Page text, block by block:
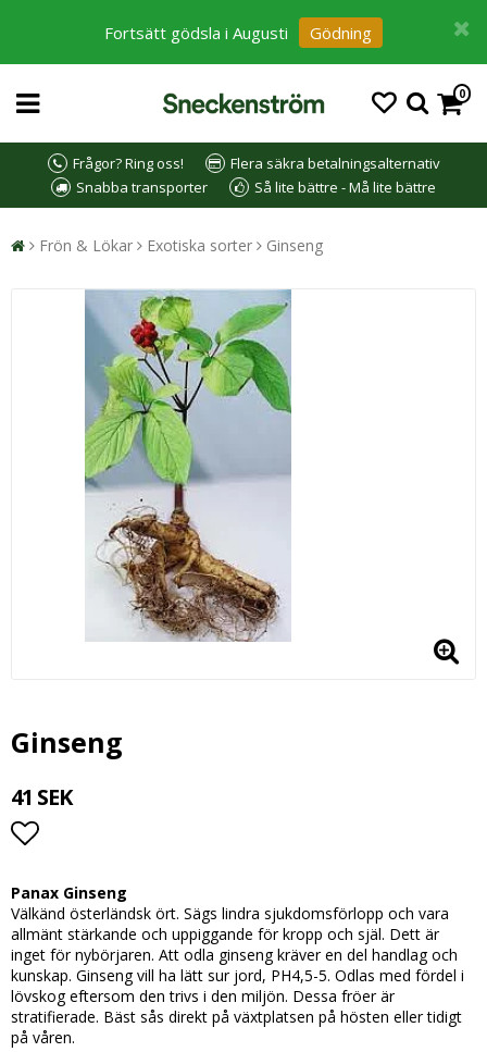
Fortsätt gödsla i Augusti Gödning
0
Frågor? Ring oss!
Flera säkra betalningsalternativ
Snabba transporter
Så lite bättre - Må lite bättre
Frön & Lökar Exotiska sorter Ginseng
Ginseng
41 SEK
Panax Ginseng
Välkänd österländsk ört. Sägs lindra sjukdomsförlopp och vara
allmänt stärkande och uppiggande för kropp och själ. Dett är
inget för nybörjaren. Att odla ginseng kräver en del handlag och
kunskap. Ginseng vill ha lätt sur jord, PH4,5-5. Odlas med fördel i
lövskog eftersom den trivs i den miljön. Dessa fröer är
stratifierade. Bäst sås direkt på växtplatsen på hösten eller tidigt
på våren.